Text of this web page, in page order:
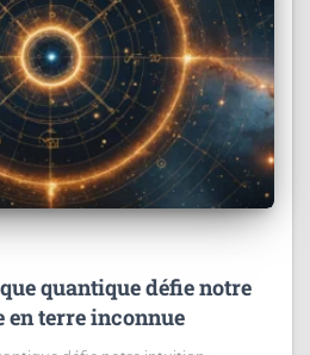
quantique défie notre
terre inconnue